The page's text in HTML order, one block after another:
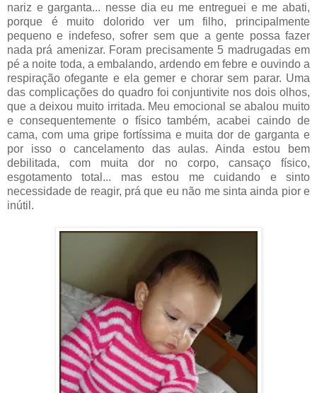
nariz e garganta... nesse dia eu me entreguei e me abati,
porque é muito dolorido ver um filho, principalmente
pequeno e indefeso, sofrer sem que a gente possa fazer
nada prá amenizar. Foram precisamente 5 madrugadas em
pé a noite toda, a embalando, ardendo em febre e ouvindo a
respiração ofegante e ela gemer e chorar sem parar. Uma
das complicações do quadro foi conjuntivite nos dois olhos,
que a deixou muito irritada. Meu emocional se abalou muito
e consequentemente o físico também, acabei caindo de
cama, com uma gripe fortíssima e muita dor de garganta e
por isso o cancelamento das aulas. Ainda estou bem
debilitada, com muita dor no corpo, cansaço físico,
esgotamento total... mas estou me cuidando e sinto
necessidade de reagir, prá que eu não me sinta ainda pior e
inútil.